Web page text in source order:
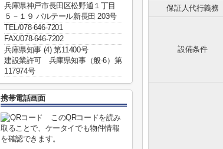
保証人代行義務
設備条件
兵庫県神戸市長田区松野通１丁目
５－１９ パルテール新長田 203号
TEL/078-646-7201
FAX/078-646-7202
兵庫県知事 (4) 第11400号
建設業許可 兵庫県知事（般-6）第
117974号
携帯電話画面
このQRコードを読み
取ることで、ケータイでも物件情報
を確認できます。